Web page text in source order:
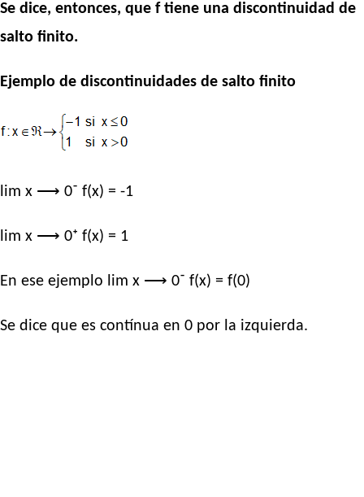
Se dice, entonces, que f tiene una discontinuidad de
salto finito.
Ejemplo de discontinuidades de salto finito
lim x ⟶ 0⁻ f(x) = -1
lim x ⟶ 0⁺ f(x) = 1
En ese ejemplo lim x ⟶ 0⁻ f(x) = f(0)
Se dice que es contínua en 0 por la izquierda.